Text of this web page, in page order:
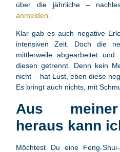
über die jährliche –
anmelden.
Klar gab es auch negative
intensiven Zeit. Doch die
mittlerweile abgearbeitet
diesen getrennt. Denn kein
nicht – hat Lust, eben diese
Es bringt auch nichts, mit
Aus
heraus kann
Möchtest Du eine Feng-